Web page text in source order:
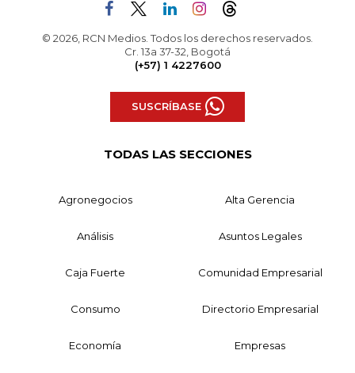
© 2026, RCN Medios. Todos los derechos reservados.
Cr. 13a 37-32, Bogotá
(+57) 1 4227600
SUSCRÍBASE
TODAS LAS SECCIONES
Agronegocios Alta Gerencia
Análisis Asuntos Legales
Caja Fuerte Comunidad Empresarial
Consumo Directorio Empresarial
Economía Empresas